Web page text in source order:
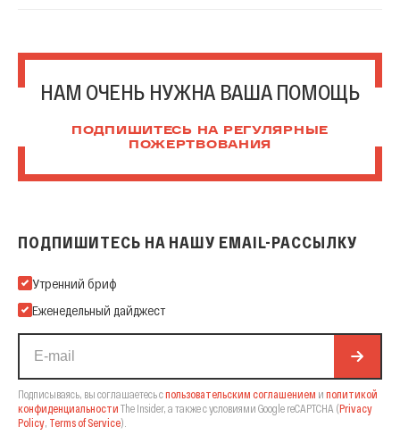
НАМ ОЧЕНЬ НУЖНА ВАША ПОМОЩЬ
ПОДПИШИТЕСЬ НА РЕГУЛЯРНЫЕ
ПОЖЕРТВОВАНИЯ
ПОДПИШИТЕСЬ НА НАШУ EMAIL-РАССЫЛКУ
Подпишитесь на нашу Email-рассылку
Утренний бриф
Еженедельный дайджест
Подписываясь, вы соглашаетесь спользовательским соглашением и политикой
конфиденциальности The Insider, а также с условиями Google reCAPTCHA (Privacy
Policy, Terms of Service).